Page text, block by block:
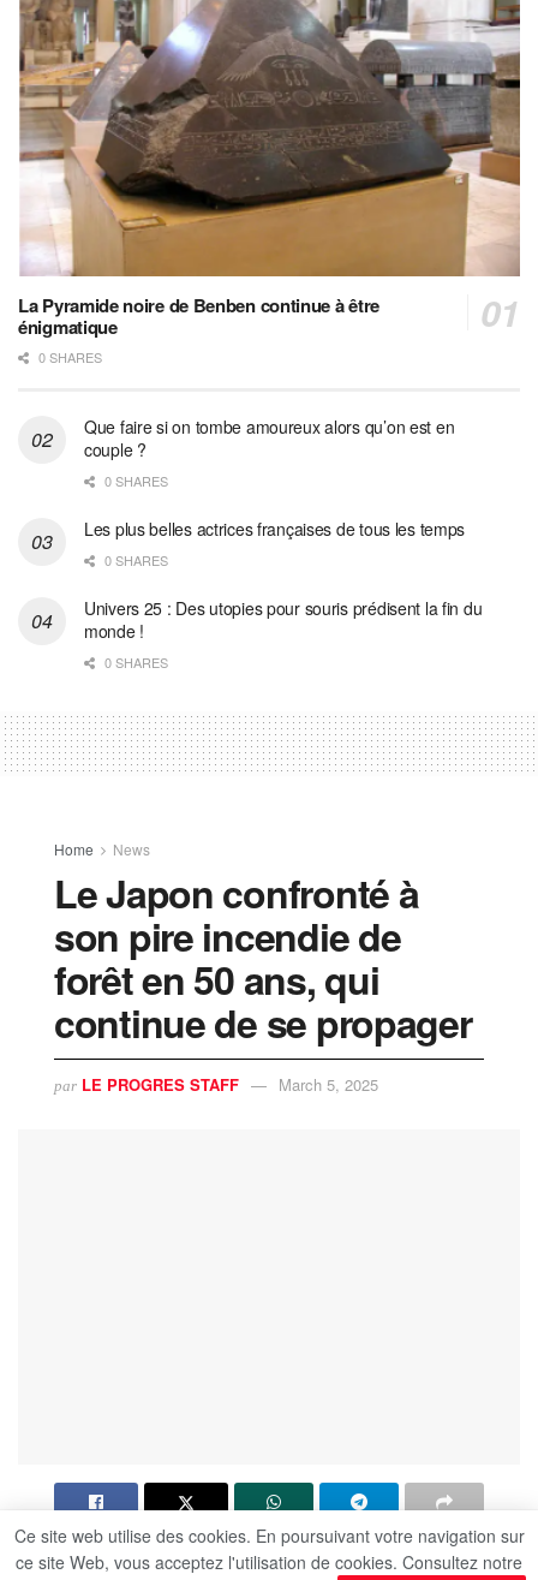
La Pyramide noire de Benben continue à être
énigmatique
0 SHARES
Que faire si on tombe amoureux alors qu’on est en
couple ?
0 SHARES
Les plus belles actrices françaises de tous les temps
0 SHARES
Univers 25 : Des utopies pour souris prédisent la fin du
monde !
0 SHARES
Home News
Le Japon confronté à
son pire incendie de
forêt en 50 ans, qui
continue de se propager
par LE PROGRES STAFF March 5, 2025
Les pompiers continuent de lutter contre les
Ce site web utilise des cookies. En poursuivant votre navigation sur
ce site Web, vous acceptez l'utilisation de cookies. Consultez notre